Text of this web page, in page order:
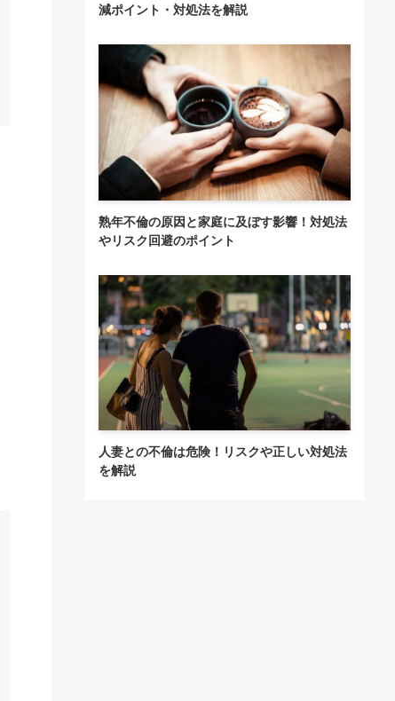
減ポイント・対処法を解説
熟年不倫の原因と家庭に及ぼす影響！対処法
やリスク回避のポイント
人妻との不倫は危険！リスクや正しい対処法
を解説